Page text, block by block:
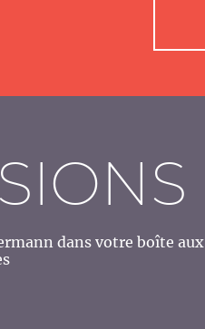
dans votre boîte aux